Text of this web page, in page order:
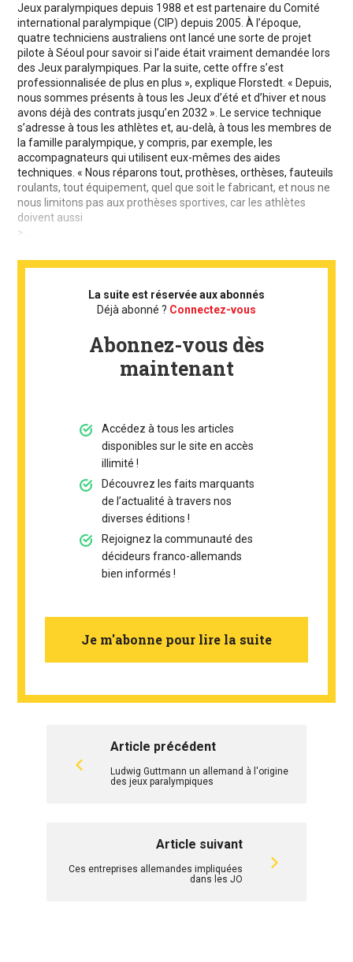
Jeux paralympiques depuis 1988 et est partenaire du Comité
international paralympique (CIP) depuis 2005. À l’époque,
quatre techniciens australiens ont lancé une sorte de projet
pilote à Séoul pour savoir si l’aide était vraiment demandée lors
des Jeux paralympiques. Par la suite, cette offre s’est
professionnalisée de plus en plus », explique Florstedt. « Depuis,
nous sommes présents à tous les Jeux d’été et d’hiver et nous
avons déjà des contrats jusqu’en 2032 ». Le service technique
s’adresse à tous les athlètes et, au-delà, à tous les membres de
la famille paralympique, y compris, par exemple, les
accompagnateurs qui utilisent eux-mêmes des aides
techniques. « Nous réparons tout, prothèses, orthèses, fauteuils
roulants, tout équipement, quel que soit le fabricant, et nous ne
nous limitons pas aux prothèses sportives, car les athlètes
doivent aussi
> ...
La suite est réservée aux abonnés
Déjà abonné ? Connectez-vous
Abonnez-vous dès
maintenant
Accédez à tous les articles
disponibles sur le site en accès
illimité !
Découvrez les faits marquants
de l’actualité à travers nos
diverses éditions !
Rejoignez la communauté des
décideurs franco-allemands
bien informés !
Je m'abonne pour lire la suite
Article précédent
Ludwig Guttmann un allemand à l'origine
des jeux paralympiques
Article suivant
Ces entreprises allemandes impliquées
dans les JO